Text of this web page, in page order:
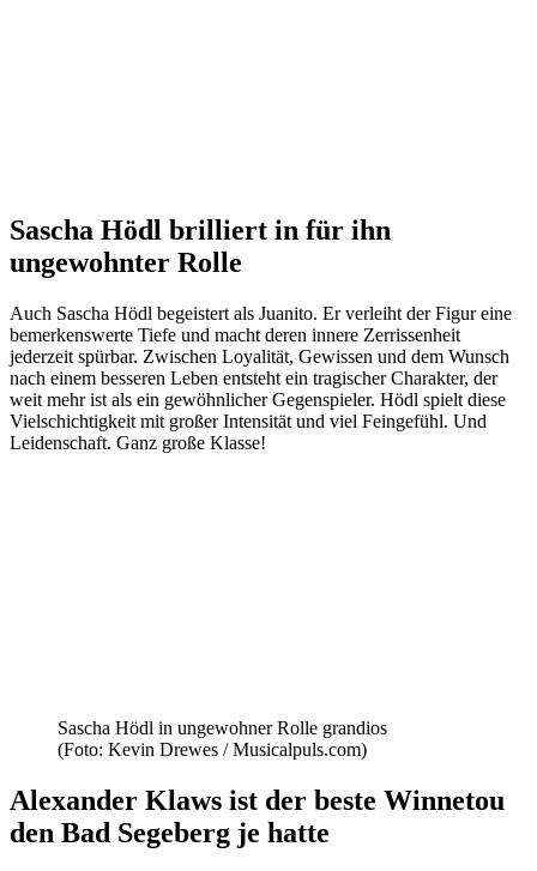
Sascha Hödl brilliert in für ihn
ungewohnter Rolle
Auch Sascha Hödl begeistert als Juanito. Er verleiht der Figur eine
bemerkenswerte Tiefe und macht deren innere Zerrissenheit
jederzeit spürbar. Zwischen Loyalität, Gewissen und dem Wunsch
nach einem besseren Leben entsteht ein tragischer Charakter, der
weit mehr ist als ein gewöhnlicher Gegenspieler. Hödl spielt diese
Vielschichtigkeit mit großer Intensität und viel Feingefühl. Und
Leidenschaft. Ganz große Klasse!
Sascha Hödl in ungewohner Rolle grandios
(Foto: Kevin Drewes / Musicalpuls.com)
Alexander Klaws ist der beste Winnetou
den Bad Segeberg je hatte